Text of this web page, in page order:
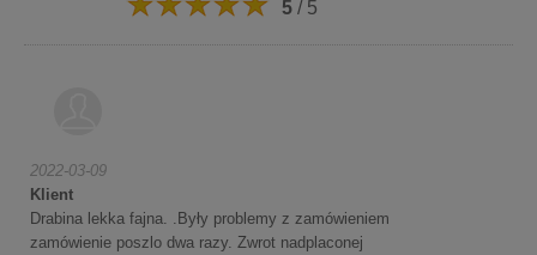
5 / 5
2022-03-09
Klient
Drabina lekka fajna. .Były problemy z zamówieniem
zamówienie poszlo dwa razy. Zwrot nadplaconej